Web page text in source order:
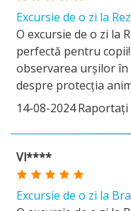
Excursie de o zi la
O excursie de o zi la
perfectă pentru
observarea urșilor
despre protecția
14-08-2024Raportați
Vl****
Excursie de o zi la